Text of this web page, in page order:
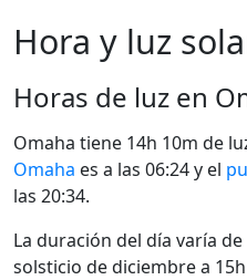
Hora y luz
Horas de luz en
Omaha tiene 14h 10m de
Omaha es a las 06:24 y el
las 20:34.
La duración del día varía
solsticio de diciembre a